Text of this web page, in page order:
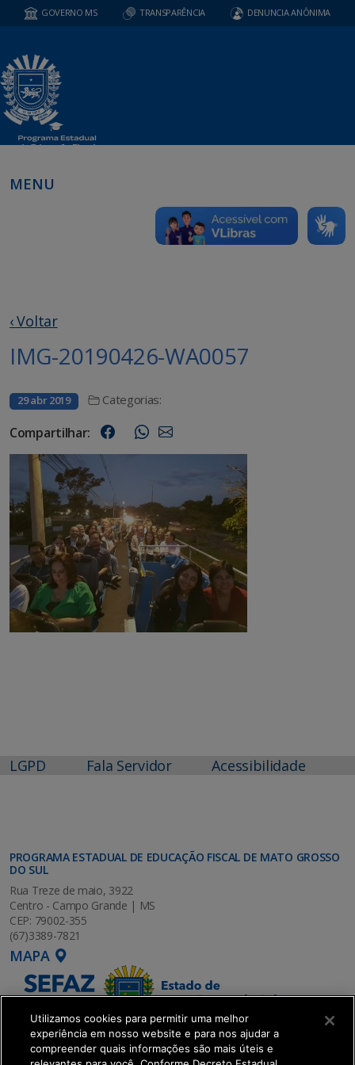
GOVERNO MS TRANSPARÊNCIA DENUNCIA ANÔNIMA
MENU
‹ Voltar
IMG-20190426-WA0057
29 abr 2019 Categorias:
Compartilhar:
LGPD Fala Servidor Acessibilidade
PROGRAMA ESTADUAL DE EDUCAÇÃO FISCAL DE MATO GROSSO
DO SUL
Rua Treze de maio, 3922
Centro - Campo Grande | MS
CEP: 79002-355
(67)3389-7821
MAPA
Utilizamos cookies para permitir uma melhor
experiência em nosso website e para nos ajudar a
compreender quais informações são mais úteis e